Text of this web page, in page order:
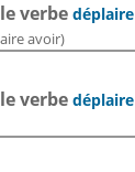
verbe déplaire
avoir)
verbe déplaire